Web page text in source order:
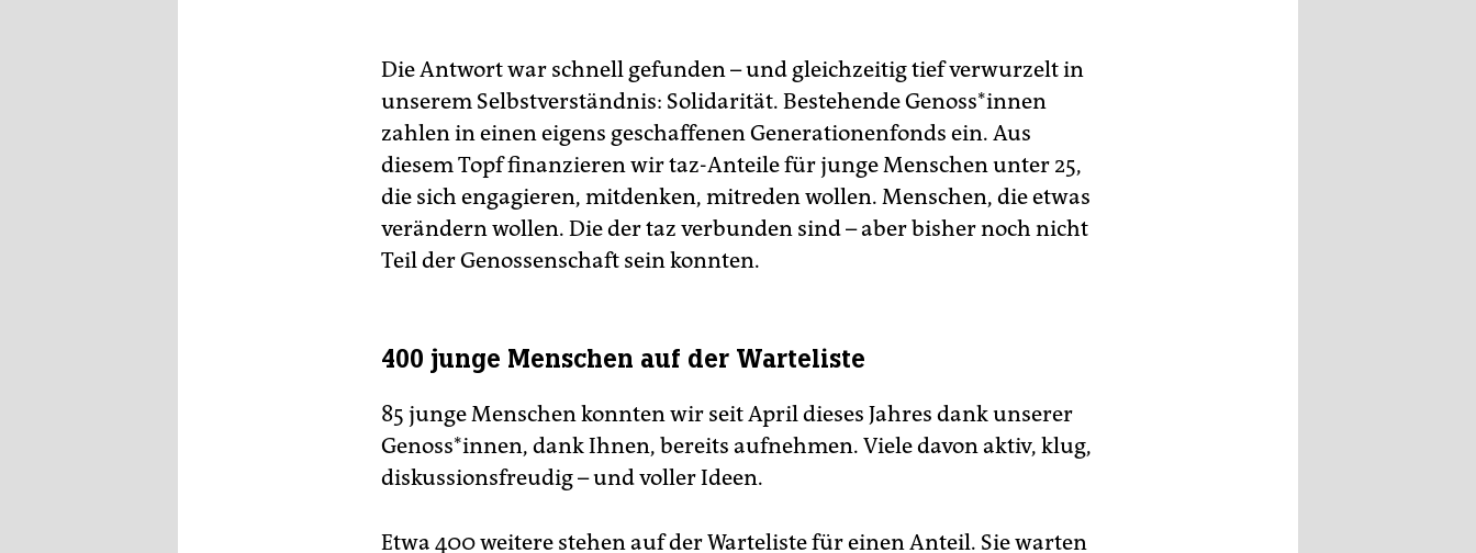
Die Antwort war schnell gefunden – und gleichzeitig tief verwurzelt in
unserem Selbstverständnis: Solidarität. Bestehende Ge­nos­s*in­nen
zahlen in einen eigens geschaffenen Generationenfonds ein. Aus
diesem Topf finanzieren wir taz-Anteile für junge Menschen unter 25,
die sich engagieren, mitdenken, mitreden wollen. Menschen, die etwas
verändern wollen. Die der taz verbunden sind – aber bisher noch nicht
Teil der Genossenschaft sein konnten.
400 junge Menschen auf der Warteliste
85 junge Menschen konnten wir seit April dieses Jahres dank unserer
Genoss*innen, dank Ihnen, bereits aufnehmen. Viele davon aktiv, klug,
diskussionsfreudig – und voller Ideen.
Etwa 400 weitere stehen auf der ­Warteliste für einen Anteil. Sie warten